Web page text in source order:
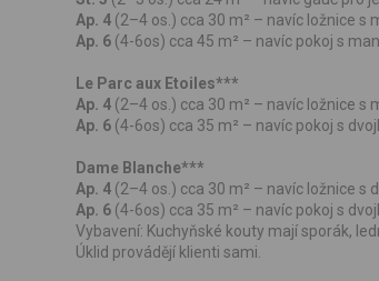
Ap. 4(2–4 os.) cca 30 m² – navíc ložnice s
Ap. 6(4-6os) cca 45 m² – navíc pokoj s
Le Parc aux Etoiles***
Ap. 4(2–4 os.) cca 30 m² – navíc ložnice s
Ap. 6(4-6os) cca 35 m² – navíc pokoj s
Dame Blanche***
Ap. 4(2–4 os.) cca 30 m² – navíc ložnice s
Ap. 6(4-6os) cca 35 m² – navíc pokoj s
Vybavení: Kuchyňské kouty mají sporák,
Úklid provádějí klienti sami.